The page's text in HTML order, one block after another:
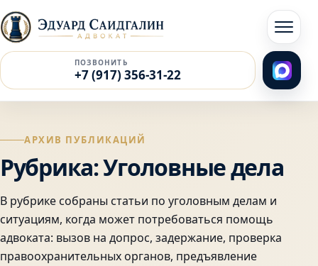
Перейти к содержимому
ПОЗВОНИТЬ
+7 (917) 356-31-22
АРХИВ ПУБЛИКАЦИЙ
Рубрика:Уголовные дела
В рубрике собраны статьи по уголовным делам и
ситуациям, когда может потребоваться помощь
адвоката: вызов на допрос, задержание, проверка
правоохранительных органов, предъявление